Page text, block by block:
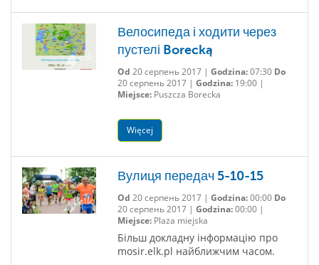
Велосипеда і ходити через
пустелі Borecką
Od 20 серпень 2017 | Godzina:07:30 Do
20 серпень 2017 | Godzina:19:00 |
Miejsce:Puszcza Borecka
Więcej
Вулиця передач 5-10-15
Od 20 серпень 2017 | Godzina:00:00 Do
20 серпень 2017 | Godzina:00:00 |
Miejsce:Plaża miejska
Більш докладну інформацію про
mosir.elk.pl найближчим часом.